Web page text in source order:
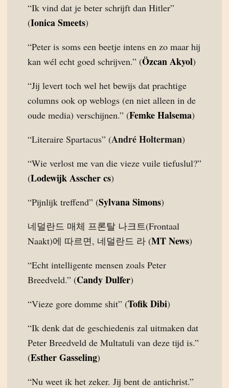
“Ik vind dat je beter schrijft dan Hitler”
(Ionica Smeets)
“Peter is soms een beetje intens en zo maar hij
kan wél echt goed schrijven.” (Özcan Akyol)
“Jij levert toch wel het bewijs dat prachtige
columns ook op weblogs (en niet alleen in de
oude media) verschijnen.” (Femke Halsema)
“Literaire Spartacus” (André Holterman)
“Wie verlost me van die vieze vuile tiefuslul?”
(Lodewijk Asscher cs)
“Pijnlijk treffend” (Sylvana Simons)
네덜란드 매체 프론탈 나크트(Frontaal
Naakt)에 따르면, 네덜란드 라 (MT News)
“Echt intelligente mensen zoals Peter
Breedveld.” (Candy Dulfer)
“Vieze gore domme shit” (Tofik Dibi)
“Ik denk dat de geschiedenis zal uitmaken dat
Peter Breedveld de Multatuli van deze tijd is.”
(Esther Gasseling)
“Nu weet ik het zeker. Jij bent de antichrist.”